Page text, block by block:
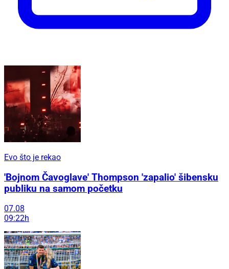
Evo što je rekao
'Bojnom Čavoglave' Thompson 'zapalio' šibensku
publiku na samom početku
07.08
09:22h